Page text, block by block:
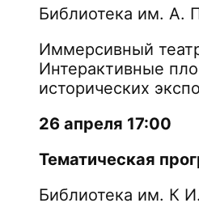
Библиотека им. А.
Иммерсивный
Интерактивные
исторических
26 апреля 17:00
Тематическая
Библиотека им. К